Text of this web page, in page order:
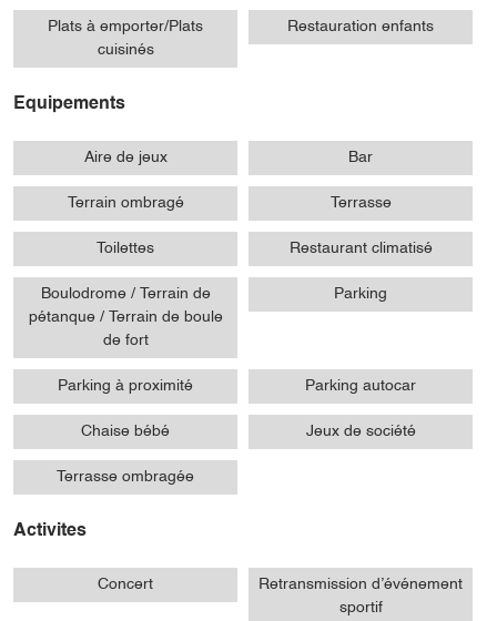
Plats à emporter/Plats
cuisinés
Restauration enfants
Equipements
Aire de jeux Bar
Terrain ombragé Terrasse
Toilettes Restaurant climatisé
Boulodrome / Terrain de
pétanque / Terrain de boule
de fort
Parking
Parking à proximité Parking autocar
Chaise bébé Jeux de société
Terrasse ombragée
Activites
Concert
Retransmission d’événement
sportif